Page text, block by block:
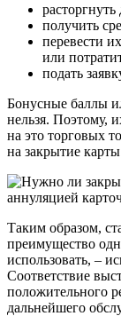
получить
перевести
или
подать
Бонусные баллы
нельзя. Поэтому,
на это торговых
на закрытие
Таким образом,
преимущество
использовать, –
Соответствие
положительного
дальнейшего